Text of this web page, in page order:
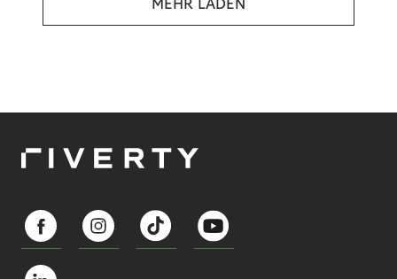
MEHR LADEN